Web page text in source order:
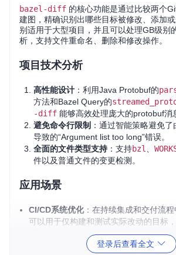
bazel-diff 的核心功能是通过比较两个
建图，精确识别出哪些目标被修改、添加
别适用于大型项目，并且可以处理GB级别
析，支持文件重命名、删除和修改操作。
项目技术分析
高性能设计 ：利用Java Protobuf的
方法和Bazel Query的
-diff 能够高效处理庞大的protobuf消
避免命令行限制 ：通过智能策略避免
导致的“Argument list too long”错误。
全面的文件类型支持 ：支持bzl
件以及普通文件的变更检测。
应用场景
CI/CD系统优化：在持续集成和交付流程
可以用于仅构建和测试实际改动的目标
：开发者可以通过bazel-diff
登录后查看全文